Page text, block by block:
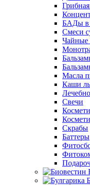
БАДы в
Смеси
Чайные
Масла
Каши
Свечи
Скрабы
Баттеры